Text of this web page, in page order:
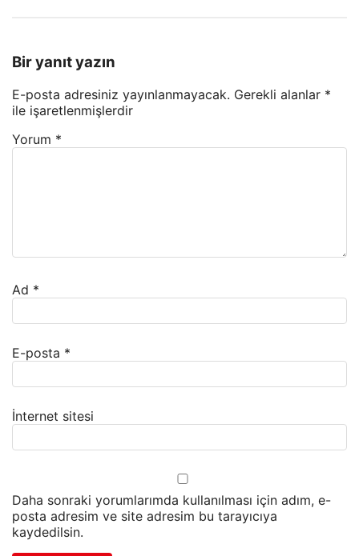
Bir yanıt yazın
E-posta adresiniz yayınlanmayacak. Gerekli alanlar *
ile işaretlenmişlerdir
Yorum *
Ad *
E-posta *
İnternet sitesi
Daha sonraki yorumlarımda kullanılması için adım, e-
posta adresim ve site adresim bu tarayıcıya
kaydedilsin.